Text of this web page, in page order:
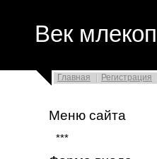
Век
Главная Регистрация
Меню сайта
***